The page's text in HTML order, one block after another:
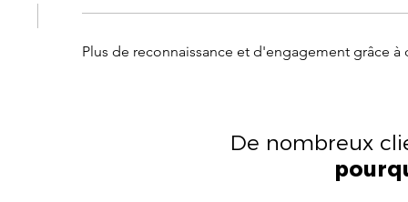
Plus de reconnaissance et d'engagement grâce à
De nombreux